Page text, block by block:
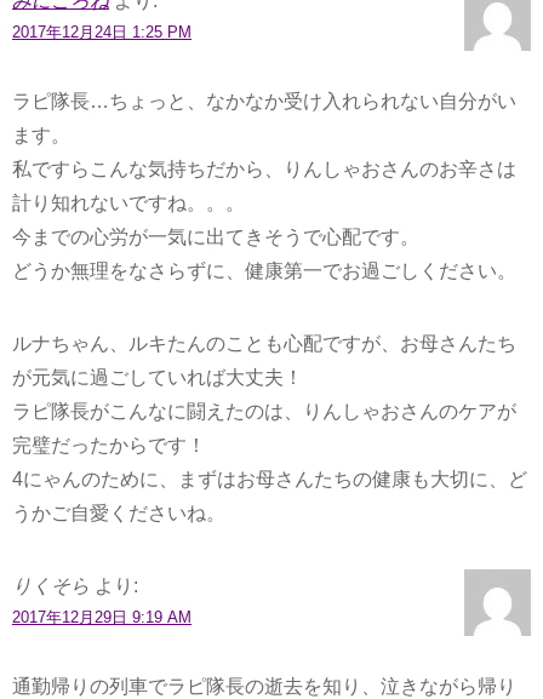
2017年12月24日 1:25 PM
ラピ隊長…ちょっと、なかなか受け入れられない自分がい
ます。
私ですらこんな気持ちだから、りんしゃおさんのお辛さは
計り知れないですね。。。
今までの心労が一気に出てきそうで心配です。
どうか無理をなさらずに、健康第一でお過ごしください。
ルナちゃん、ルキたんのことも心配ですが、お母さんたち
が元気に過ごしていれば大丈夫！
ラピ隊長がこんなに闘えたのは、りんしゃおさんのケアが
完璧だったからです！
4にゃんのために、まずはお母さんたちの健康も大切に、ど
うかご自愛くださいね。
りくそら より:
2017年12月29日 9:19 AM
通勤帰りの列車でラピ隊長の逝去を知り、泣きながら帰り